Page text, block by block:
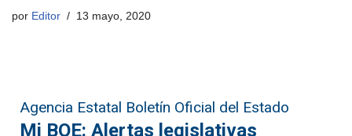
por Editor 13 mayo, 2020
Agencia Estatal Boletín Oficial del Estado
Mi BOE: Alertas legislativas